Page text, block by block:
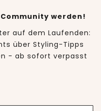
werden!
auf dem Laufenden:
über Styling-Tipps
- ab sofort verpasst